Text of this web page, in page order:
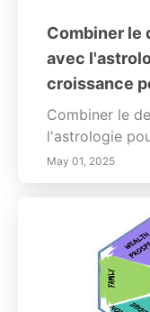
Combiner le
avec
croissance
Combiner le
l'astrologie
May 01, 2025